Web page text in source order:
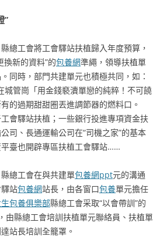
”
總工會將工會驛站扶植歸入年度預算，
換新的資料”的包養網準繩，領導扶植單
同時，部門共建單元也積極共同，如：
城管崗「用金錢褻瀆單戀的純粹！不可饒
的過期甜甜圈丟進調節器的燃料口。
會驛站扶植；一些銀行投進專項資金扶
司、長通運輸公司在“司機之家”的基本
平臺也開辟專區扶植工會驛站……
總工會在與共建單包養網ppt元的溝通
站包養網站長，由各窗口包養單元擔任
包養俱樂部縣總工會采取“以會帶訓”的
由縣總工會培訓扶植單元聯絡員、扶植單
站長培訓全籠罩。